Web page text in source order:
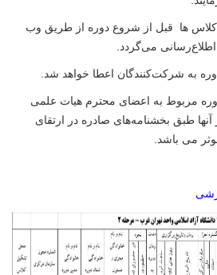
ها قبل از شروع دوره از طریق وب
می‌گردد.
شرکت‌کنندگان اعطا خواهد شد.
به اعضای محترم هیات علمی
طبق بخشنامه‌های صادره در ارتقای
می باشد.